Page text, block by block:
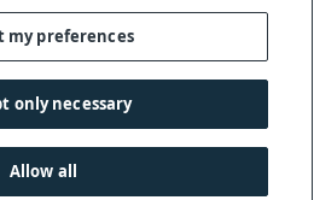
. 保留所有權利。
| |
|
my preferences
only necessary
Allow all